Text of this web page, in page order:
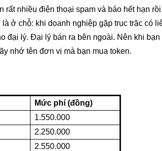
nhiều điện thoại spam và báo hết hạn rồi.
ở chỗ: khi doanh nghiệp gặp trục trặc có
đại lý. Đại lý bán ra bên ngoài. Nên khi
nhớ tên đơn vị mà bạn mua token.
Mức phí (đồng)
1.550.000
2.250.000
2.550.000